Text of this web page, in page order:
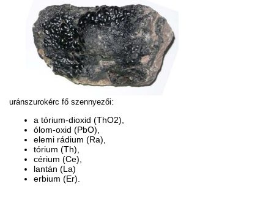
uránszurokérc fő szennyezői:
a tórium-dioxid (ThO2),
ólom-oxid (PbO),
elemi rádium (Ra),
tórium (Th),
cérium (Ce),
lantán (La)
erbium (Er).